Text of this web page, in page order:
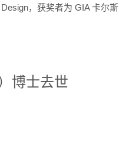
，获奖者为 GIA 卡尔斯
博士去世